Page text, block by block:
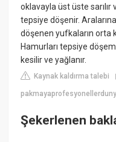
oklavayla üst üste sarılır
tepsiye döşenir.
döşenen yufkaların orta
Hamurları tepsiye
kesilir ve yağlanır.
Kaynak kaldırma talebi
Şekerlenen